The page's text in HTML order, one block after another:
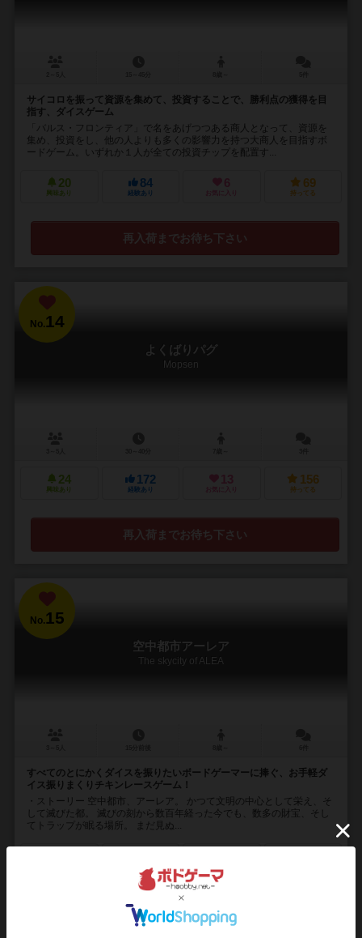
サイコロを振って資源を集めて、投資することで、勝利点の獲得を目
指す、ダイスゲーム
「バルス・フロンティア」で名をあげつつある商人となって、資源を
集め、投資をし、他の人よりも多くの影響力を持つ大商人を目指すボ
ードゲーム。いずれか１人が全ての投資チップを配置す...
20
興味あり
84
経験あり
6
お気に入り
69
持ってる
再入荷までお待ち下さい
No.14
よくばりパグ
Mopsen
24
興味あり
172
経験あり
13
お気に入り
156
持ってる
再入荷までお待ち下さい
No.15
空中都市アーレア
The skycity of ALEA
すべてのとにかくダイスを振りたいボードゲーマーに捧ぐ、お手軽ダ
イス振りまくりチキンレースゲーム！
・ストーリー 空中都市、アーレア。 かつて文明の中心として栄え、そ
して滅びた都。 滅びの刻から数百年経った今でも、数多の財宝、そし
てトラップが眠る場所。 まだ見ぬ...
経験あり
再入荷までお待ち下さい